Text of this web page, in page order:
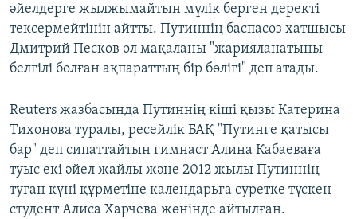
әйелдерге жылжымайтын мүлік берген деректі
тексермейтінін айтты. Путиннің баспасөз хатшысы
Дмитрий Песков ол мақаланы "жарияланатыны
белгілі болған ақпараттың бір бөлігі" деп атады.
Reuters жазбасында Путиннің кіші қызы Катерина
Тихонова туралы, ресейлік БАҚ "Путинге қатысы
бар" деп сипаттайтын гимнаст Алина Кабаеваға
туыс екі әйел жайлы және 2012 жылы Путиннің
туған күні құрметіне календарьға суретке түскен
студент Алиса Харчева жөнінде айтылған.